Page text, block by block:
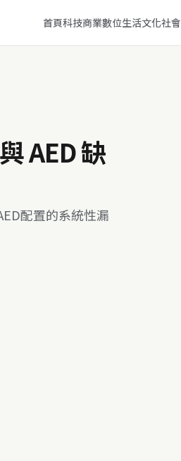
首頁科技商業數位生活文化社會
AED 缺
配置的系統性漏